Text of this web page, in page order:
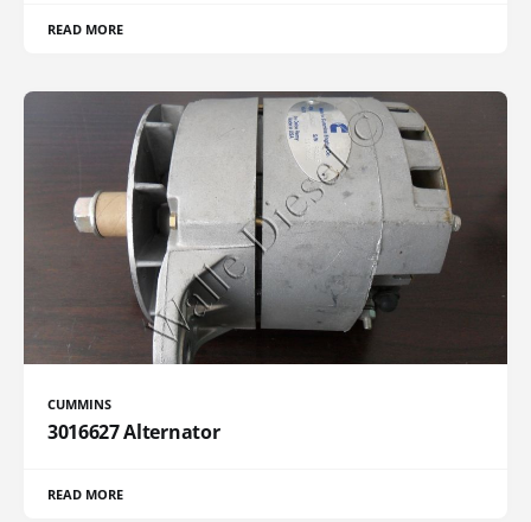
READ MORE
CUMMINS
3016627 Alternator
READ MORE